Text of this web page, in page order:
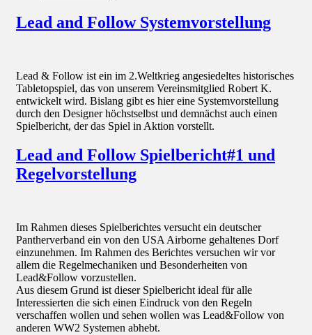
Lead and Follow Systemvorstellung
Lead & Follow ist ein im 2.Weltkrieg angesiedeltes historisches
Tabletopspiel, das von unserem Vereinsmitglied Robert K.
entwickelt wird. Bislang gibt es hier eine Systemvorstellung
durch den Designer höchstselbst und demnächst auch einen
Spielbericht, der das Spiel in Aktion vorstellt.
Lead and Follow Spielbericht#1 und
Regelvorstellung
Im Rahmen dieses Spielberichtes versucht ein deutscher
Pantherverband ein von den USA Airborne gehaltenes Dorf
einzunehmen. Im Rahmen des Berichtes versuchen wir vor
allem die Regelmechaniken und Besonderheiten von
Lead&Follow vorzustellen.
Aus diesem Grund ist dieser Spielbericht ideal für alle
Interessierten die sich einen Eindruck von den Regeln
verschaffen wollen und sehen wollen was Lead&Follow von
anderen WW2 Systemen abhebt.